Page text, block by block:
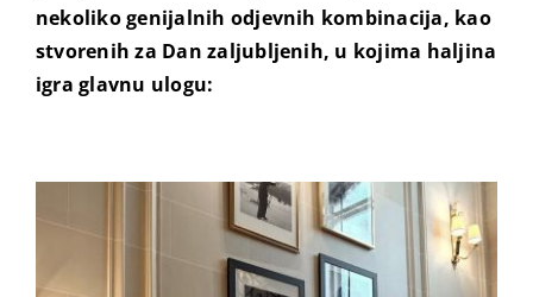
nekoliko genijalnih odjevnih kombinacija, kao
stvorenih za Dan zaljubljenih, u kojima haljina
igra glavnu ulogu: